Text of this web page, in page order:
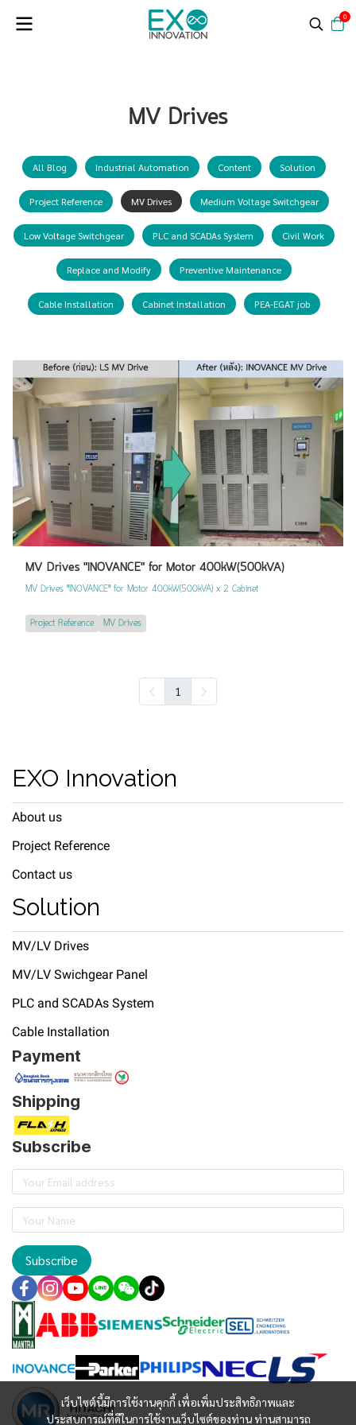
0
MV Drives
All Blog Industrial Automation Content Solution
Project Reference MV Drives Medium Voltage Switchgear
Low Voltage Switchgear PLC and SCADAs System Civil Work
Replace and Modify Preventive Maintenance
Cable Installation Cabinet Installation PEA-EGAT job
MV Drives "INOVANCE" for Motor 400kW(500kVA)
MV Drives "INOVANCE" for Motor 400kW(500kVA) x 2 Cabinet
Project Reference MV Drives
1
เว็บไซต์นี้มีการใช้งานคุกกี้ เพื่อเพิ่มประสิทธิภาพและ
ประสบการณ์ที่ดีในการใช้งานเว็บไซต์ของท่าน ท่านสามารถ
EXO Innovation
About us
Project Reference
Contact us
Solution
MV/LV Drives
MV/LV Swichgear Panel
PLC and SCADAs System
Cable Installation
Payment
Shipping
Subscribe
Subscribe